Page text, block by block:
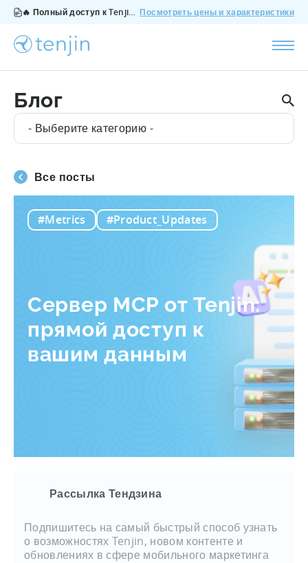
🔥 Полный доступ к Tenjin за $200/месяц - все функции, без дополнений, отмена в любое время. Посмотреть цены и характеристики
Блог
- Выберите категорию -
Все посты
#Metrics #Product_Updates
Сервер MCP от Tenjin:
прямой доступ к
вашим данным
Рассылка Тендзина
Подпишитесь на самый быстрый способ узнать
о возможностях Tenjin, новом контенте и
обновлениях в сфере мобильного маркетинга